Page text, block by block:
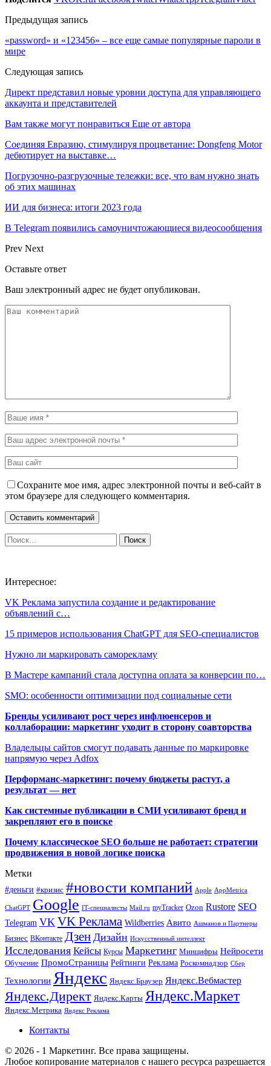
Предыдущая запись
«password» и «123456» – все еще самые популярные пароли в
мире
Следующая запись
Директ представил новые уровни доступа для управляющего
аккаунта и представителей
Вам также могут понравиться Еще от автора
Соединяя Евразию, стимулируя процветание: Dongfeng Motor
дебютирует на выставке…
Погрузочно-разгрузочные тележки: все, что вам нужно знать
об этих машинах
ИИ для бизнеса: итоги 2023 года
В Telegram появились самоуничтожающиеся видеосообщения
Prev Next
Оставьте ответ
Ваш электронный адрес не будет опубликован.
Сохраните мое имя, адрес электронной почты и веб-сайт в
этом браузере для следующего комментария.
Интересное:
VK Реклама запустила создание и редактирование
объявлений с…
15 примеров использования ChatGPT для SEO-специалистов
Нужно ли маркировать саморекламу
В Мастере кампаний стала доступна оплата за конверсии по…
SMO: особенности оптимизации под социальные сети
Бренды усиливают рост через инфлюенсеров и
коллаборации: маркетинг уходит в сторону соавторства
Владельцы сайтов смогут подавать данные по маркировке
напрямую через Adfox
Перформанс-маркетинг: почему бюджеты растут, а
результат — нет
Как системные публикации в СМИ усиливают бренд и
закрепляют его в поиске
Почему классическое SEO больше не работает: стратегии
продвижения в новой логике поиска
Метки
#деньги #кризис #новости компаний Apple AppMetrica
ChatGPT Google IT-специалисты Mail.ru myTracker Ozon Rustore SEO
Telegram VK VK Реклама Wildberries Авито Ашманов и Партнеры
Бизнес ВКонтакте Дзен Дизайн Искусственный интеллект
Исследования Кейсы Курсы Маркетинг Минцифры Нейросети
Обучение ПромоСтраницы Рейтинги Реклама Роскомнадзор Сбер
Технологии Яндекс Яндекс.Браузер Яндекс.Вебмастер
Яндекс.Директ Яндекс.Карты Яндекс.Маркет
Яндекс.Метрика Яндекс Реклама
Контакты
© 2026 - 1 Маркетинг. Все права защищены.
Любое копирование материалов с нашего ресурса разрешается